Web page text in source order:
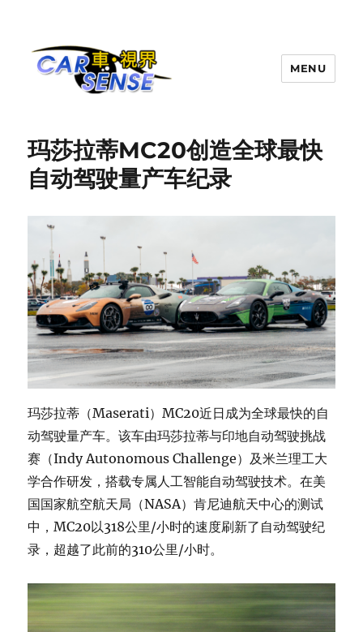
MENU
玛莎拉蒂MC20创造全球最快
自动驾驶量产车纪录
玛莎拉蒂（Maserati）MC20近日成为全球最快的自
动驾驶量产车。该车由玛莎拉蒂与印地自动驾驶挑战
赛（Indy Autonomous Challenge）及米兰理工大
学合作研发，搭载专属人工智能自动驾驶技术。在美
国国家航空航天局（NASA）肯尼迪航天中心的测试
中，MC20以318公里/小时的速度刷新了自动驾驶纪
录，超越了此前的310公里/小时。